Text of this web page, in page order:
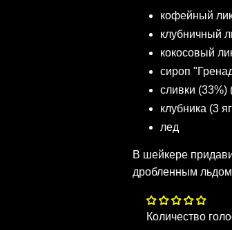
кофейный
клубничный
кокосовый
сироп
сливки (33%)
клубника (3
лед
В шейкере
дробленным
Количество